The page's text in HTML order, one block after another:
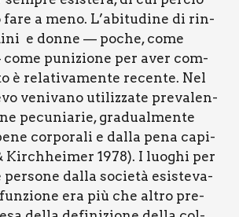
fare a meno. L’abitudine di rin­
e don­ne — poche, come
come puni­zio­ne per aver com­
è rela­ti­va­men­te recen­te. Nel
veni­va­no uti­liz­za­te pre­va­len­
pecu­nia­rie, gra­dual­men­te
cor­po­ra­li e dal­la pena capi­
Kirch­hei­mer 1978). I luo­ghi per
dal­la socie­tà esi­ste­va­
era più che altro pre­